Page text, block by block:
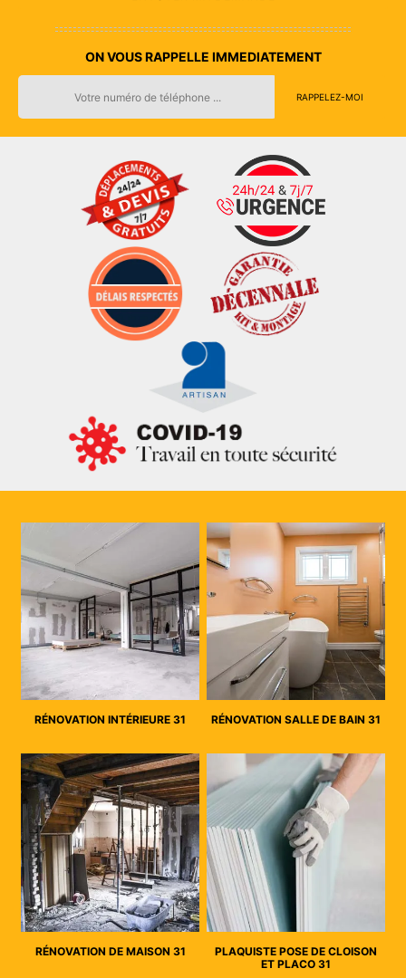
ON VOUS RAPPELLE IMMEDIATEMENT
RÉNOVATION INTÉRIEURE 31 RÉNOVATION SALLE DE BAIN 31
RÉNOVATION DE MAISON 31
PLAQUISTE POSE DE CLOISON
ET PLACO 31